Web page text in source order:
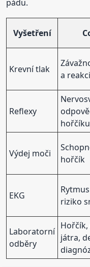
pádu.
Vyšetření
Krevní tlak
a
Reflexy
hořčíku
Výdej moči
hořčík
EKG
riziko
Laboratorní
odběry
Hořčík,
játra,